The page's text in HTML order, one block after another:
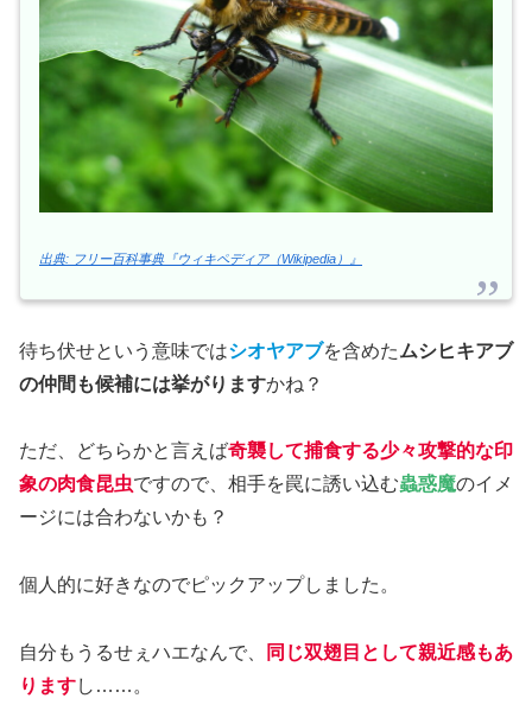
出典: フリー百科事典『ウィキペディア（Wikipedia）』
待ち伏せという意味ではシオヤアブを含めたムシヒキアブ
の仲間も候補には挙がりますかね？
ただ、どちらかと言えば奇襲して捕食する少々攻撃的な印
象の肉食昆虫ですので、相手を罠に誘い込む蟲惑魔のイメ
ージには合わないかも？
個人的に好きなのでピックアップしました。
自分もうるせぇハエなんで、
同じ双翅目として親近感もあ
りますし……。